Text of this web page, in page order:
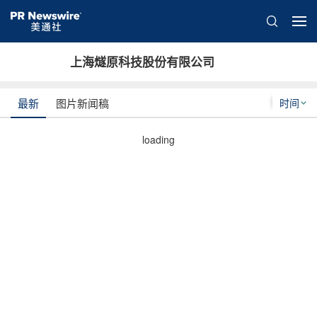
上海燧原科技股份有限公司
时间
最新 图片新闻稿
loading